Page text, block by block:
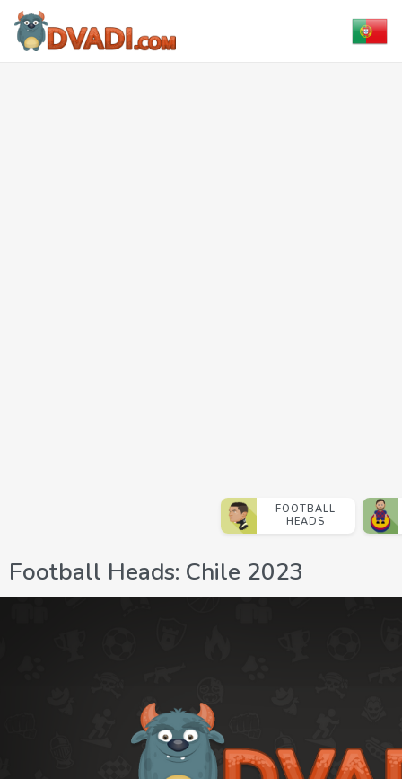
FOOTBALL
HEADS
Football Heads: Chile 2023